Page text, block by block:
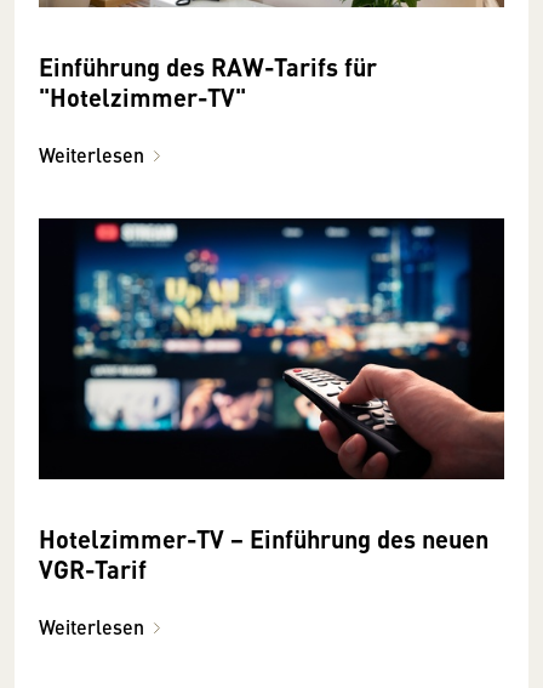
Einführung des RAW-Tarifs für
"Hotelzimmer-TV"
Weiterlesen
Hotelzimmer-TV − Einführung des neuen
VGR-Tarif
Weiterlesen